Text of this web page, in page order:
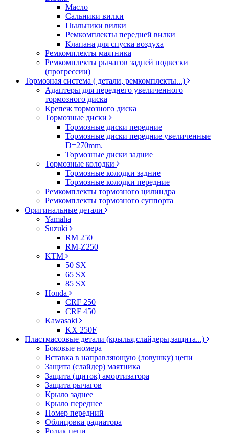
Масло
Сальники вилки
Пыльники вилки
Ремкомплекты передней вилки
Клапана для спуска воздуха
Ремкомплекты маятника
Ремкомплекты рычагов задней подвески
(прогрессии)
Тормозная система ( детали, ремкомплекты...)
Адаптеры для переднего увеличенного
тормозного диска
Крепеж тормозного диска
Тормозные диски
Тормозные диски передние
Тормозные диски передние увеличенные
D=270mm.
Тормозные диски задние
Тормозные колодки
Тормозные колодки задние
Тормозные колодки передние
Ремкомплекты тормозного цилиндра
Ремкомплекты тормозного суппорта
Оригинальные детали
Yamaha
Suzuki
RM 250
RM-Z250
KTM
50 SX
65 SX
85 SX
Honda
CRF 250
CRF 450
Kawasaki
KX 250F
Пластмассовые детали (крылья,слайдеры,защита...)
Боковые номера
Вставка в направляющую (ловушку) цепи
Защита (слайдер) маятника
Защита (щиток) амортизатора
Защита рычагов
Крыло заднее
Крыло переднее
Номер передний
Облицовка радиатора
Ролик цепи